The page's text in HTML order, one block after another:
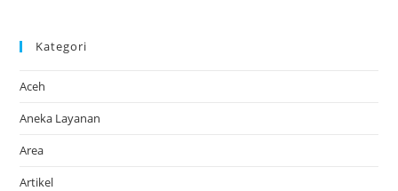
Kategori
Aceh
Aneka Layanan
Area
Artikel